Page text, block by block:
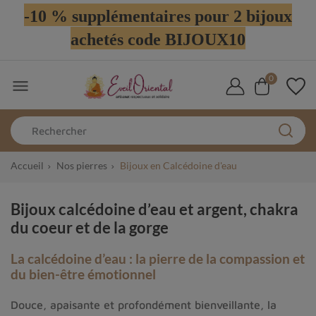
-10 % supplémentaires pour 2 bijoux
achetés code BIJOUX10
 0
Accueil Nos pierres Bijoux en Calcédoine d'eau
Bijoux calcédoine d’eau et argent, chakra
du coeur et de la gorge
La calcédoine d’eau : la pierre de la compassion et
du bien-être émotionnel
Douce, apaisante et profondément bienveillante, la